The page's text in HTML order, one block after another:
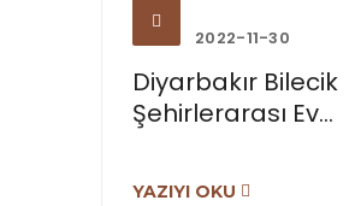
2022-11-30
Diyarbakır Bilecik
Şehirlerarası Ev...
YAZIYI OKU